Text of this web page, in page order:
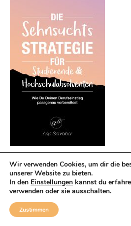
SO PROMOVIEREN SIE
Wir verwenden Cookies, um dir die
unserer Website zu bieten.
In den Einstellungen kannst du
verwenden oder sie ausschalten.
Zustimmen